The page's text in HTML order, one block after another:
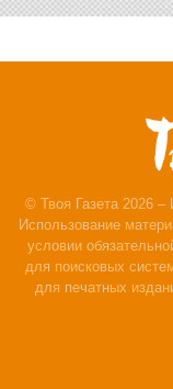
© Твоя Газета 2026
Использование
условии
для поисковых
для печатных